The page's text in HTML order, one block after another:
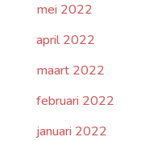
mei 2022
april 2022
maart 2022
februari 2022
januari 2022